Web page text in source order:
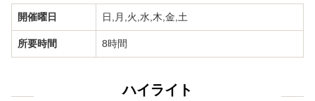
よくあるお問合わせ
開催曜日 日,月,火,水,木,金,土
所要時間 8時間
ハイライト